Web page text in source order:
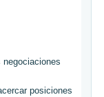
posiciones